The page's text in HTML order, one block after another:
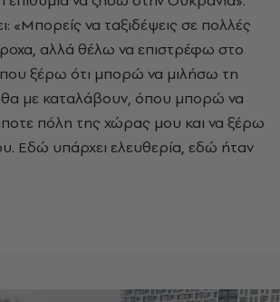
«Μπορείς να ταξιδέψεις σε πολλές
αλλά θέλω να επιστρέφω στο
ξέρω ότι μπορώ να μιλήσω τη
με καταλάβουν, όπου μπορώ να
πόλη της χώρας μου και να ξέρω
Εδώ υπάρχει ελευθερία, εδώ ήταν